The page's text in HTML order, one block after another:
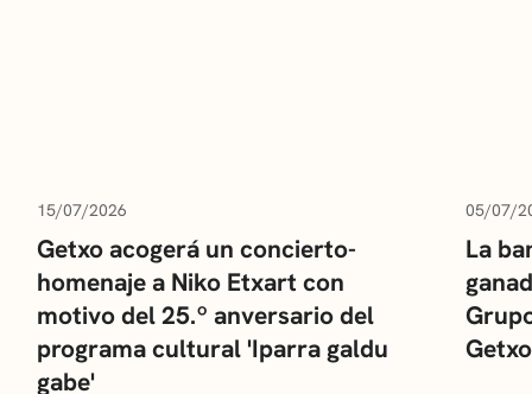
15/07/2026
Getxo acogerá un concierto-
homenaje a Niko Etxart con
motivo del 25.º anversario del
programa cultural 'Iparra galdu
gabe'
05/07/
La
Getxo